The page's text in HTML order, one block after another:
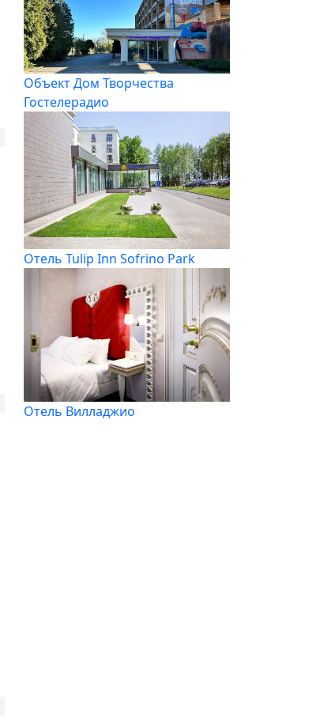
Объект Дом Творчества
Гостелерадио
Отель Tulip Inn Sofrino Park
Отель Вилладжио